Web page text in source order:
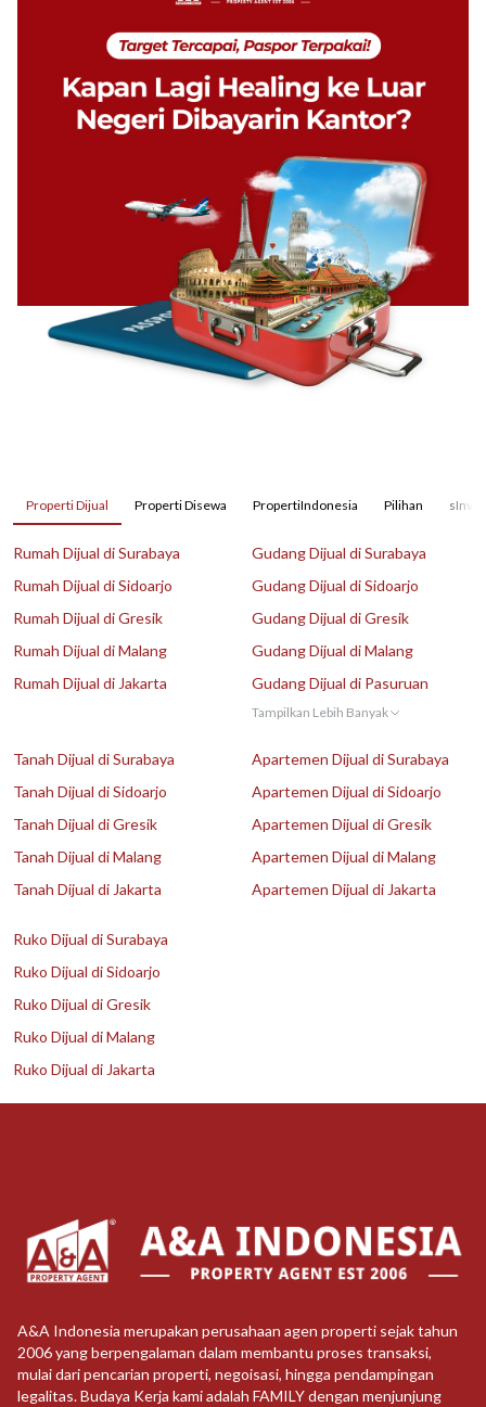
Properti Dijual Properti Disewa PropertiIndonesia Pilihan
Rumah Dijual di Surabaya
Rumah Dijual di Sidoarjo
Rumah Dijual di Gresik
Rumah Dijual di Malang
Rumah Dijual di Jakarta
Gudang Dijual di Surabaya
Gudang Dijual di Sidoarjo
Gudang Dijual di Gresik
Gudang Dijual di Malang
Gudang Dijual di Pasuruan
Tampilkan Lebih Banyak
Tanah Dijual di Surabaya
Tanah Dijual di Sidoarjo
Tanah Dijual di Gresik
Tanah Dijual di Malang
Tanah Dijual di Jakarta
Apartemen Dijual di Surabaya
Apartemen Dijual di Sidoarjo
Apartemen Dijual di Gresik
Apartemen Dijual di Malang
Apartemen Dijual di Jakarta
Ruko Dijual di Surabaya
Ruko Dijual di Sidoarjo
Ruko Dijual di Gresik
Ruko Dijual di Malang
Ruko Dijual di Jakarta
A&A Indonesia merupakan perusahaan agen properti sejak tahun
2006 yang berpengalaman dalam membantu proses transaksi,
mulai dari pencarian properti, negoisasi, hingga pendampingan
legalitas. Budaya Kerja kami adalah FAMILY dengan menjunjung